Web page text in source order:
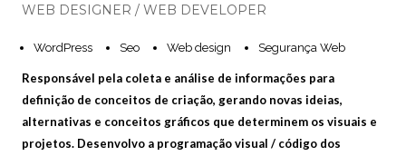
WEB DESIGNER / WEB DEVELOPER
WordPress Seo Web design Segurança Web
Responsável pela coleta e análise de informações para
definição de conceitos de criação, gerando novas ideias,
alternativas e conceitos gráficos que determinem os visuais e
projetos. Desenvolvo a programação visual / código dos